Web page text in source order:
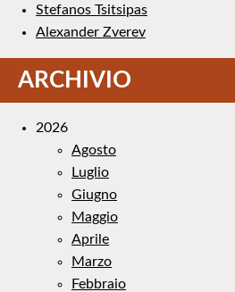
Stefanos Tsitsipas
Alexander Zverev
ARCHIVIO
2026
Agosto
Luglio
Giugno
Maggio
Aprile
Marzo
Febbraio